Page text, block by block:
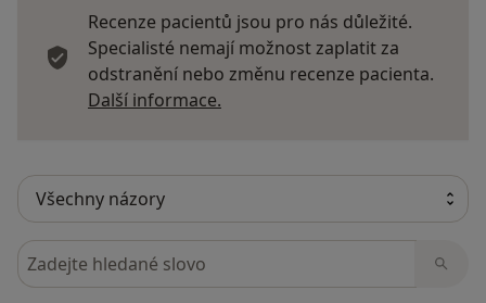
Recenze pacientů jsou pro nás důležité.
Specialisté nemají možnost zaplatit za
odstranění nebo změnu recenze pacienta.
Další informace.
Hledejte v názorech